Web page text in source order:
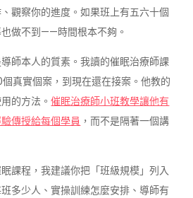
觀察你的進度。如果班上有五六十個
做不到——時間根本不夠。
師本人的質素。我讀的催眠治療師課
真實個案，到現在還在接案。他教的
的方法。催眠治療師小班教學讓他有
傳授給每個學員 ，而不是隔著一個講
課程，我建議你把「班級規模」列入
多少人、實操訓練怎麼安排、導師有